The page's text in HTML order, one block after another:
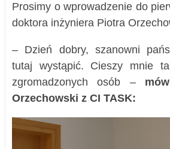
Prosimy o wprowadzenie do
doktora inżyniera Piotra
– Dzień dobry, szanowni
tutaj wystąpić. Cieszy mnie
zgromadzonych osób –
Orzechowski z CI TASK: